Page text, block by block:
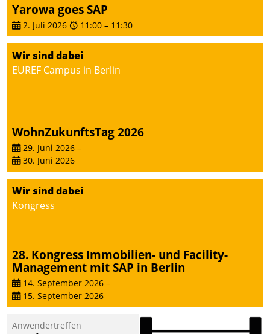
Yarowa goes SAP
2. Juli 2026 11:00 – 11:30
Wir sind dabei
EUREF Campus in Berlin
WohnZukunftsTag 2026
29. Juni 2026 –
30. Juni 2026
Wir sind dabei
Kongress
28. Kongress Immobilien- und Facility-
Management mit SAP in Berlin
14. September 2026 –
15. September 2026
Anwendertreffen